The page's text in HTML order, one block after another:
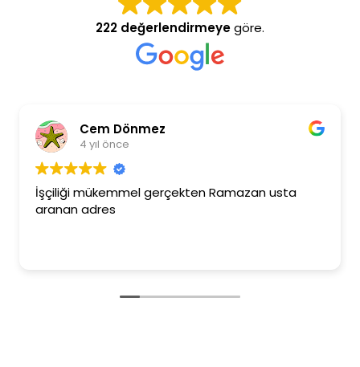
222 değerlendirmeyegöre.
Cem Dönmez
4 yıl önce
İşçiliği mükemmel gerçekten Ramazan usta
aranan adres